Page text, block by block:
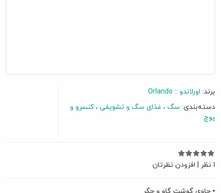
برند: اورلاندو :: Orlando
دسته‌بندی: سگ غذای سگ و تشویقی
کنسرو و
پوچ
1 نظر افزودن نظرتان
• حاوی گوشت گاو و جگر